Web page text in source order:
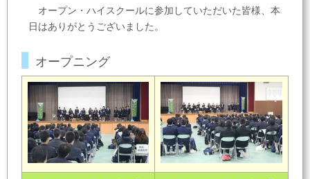
オープン・ハイスクールに参加していただいた皆様、本
日はありがとうございました。
オープニング